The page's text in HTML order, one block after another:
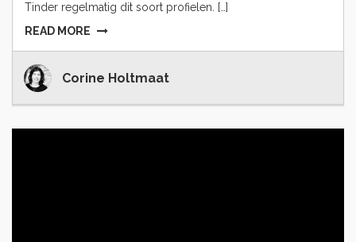
Tinder regelmatig dit soort profielen. […]
READ MORE
Corine Holtmaat